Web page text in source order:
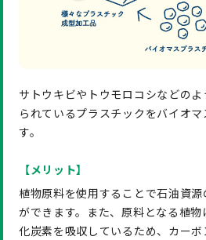
サトウキビやトウモロコシなどの
られているプラスチックをバイオ
す。
【メリット】
植物原料を使用することで石油資源
ができます。また、原料となる植
化炭素を吸収しているため、カー